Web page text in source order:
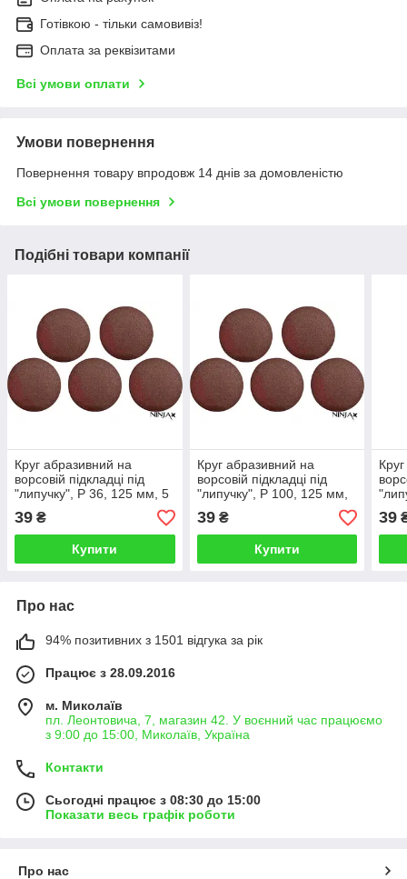
Готівкою - тільки самовивіз!
Оплата за реквізитами
Всі умови оплати
Умови повернення
Повернення товару впродовж 14 днів за домовленістю
Всі умови повернення
Подібні товари компанії
Круг абразивний на
ворсовій підкладці під
"липучку", P 36, 125 мм, 5
шт NINJA
39 ₴
Купити
Круг абразивний на
ворсовій підкладці під
"липучку", P 100, 125 мм,
5 шт NINJA
39₴
Купити
5
39
Про нас
94% позитивних з 1501 відгука за рік
Працює з 28.09.2016
м. Миколаїв
пл. Леонтовича, 7, магазин 42. У воєнний час працюємо
з 9:00 до 15:00, Миколаїв, Україна
Контакти
Сьогодні працює з 08:30 до 15:00
Показати весь графік роботи
Про нас